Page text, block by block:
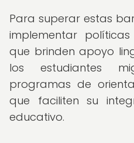
Para superar estas
implementar
que brinden apoyo
los estudiantes
programas de
que faciliten su
educativo.